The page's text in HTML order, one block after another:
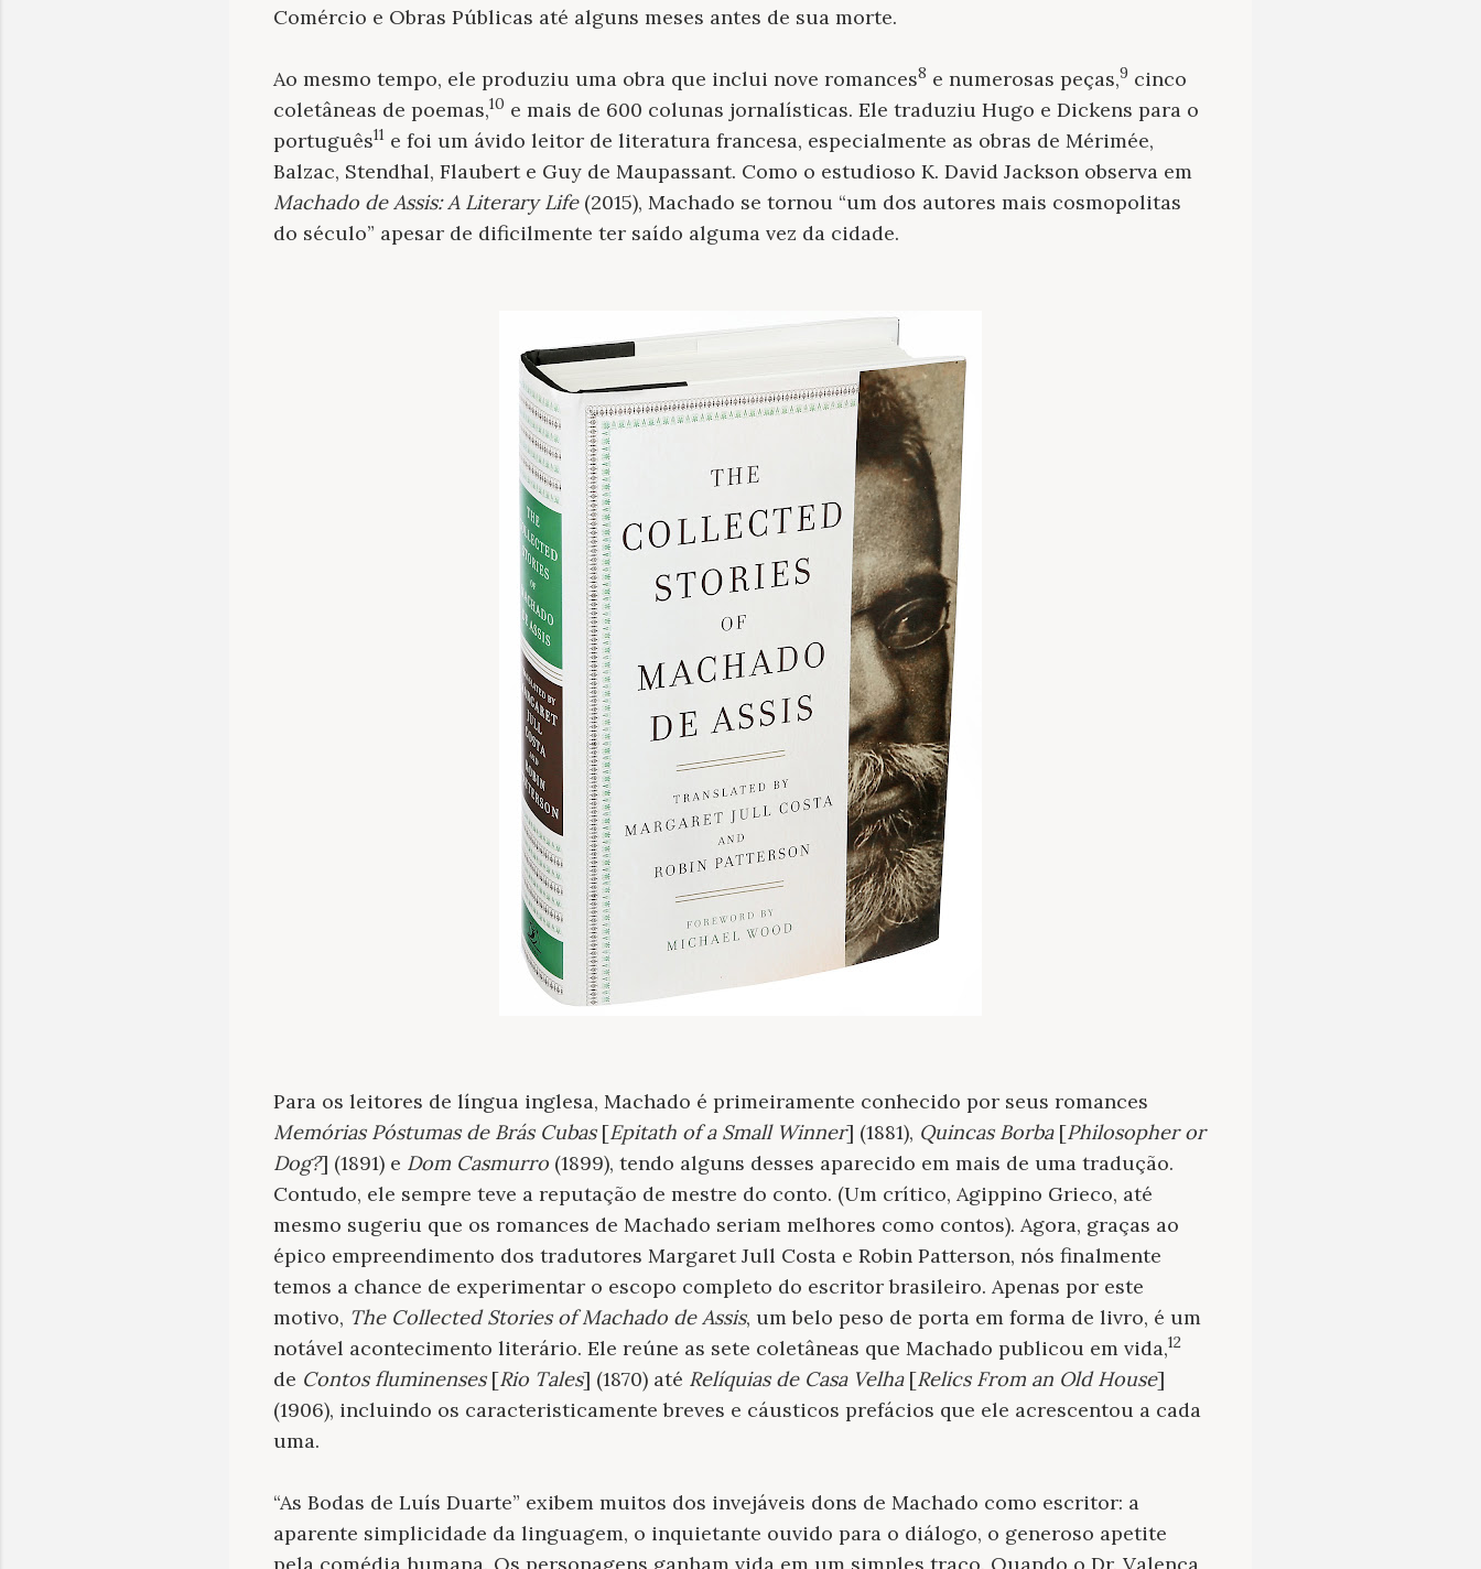
Comércio e Obras Públicas até alguns meses antes de sua morte.
Ao mesmo tempo, ele produziu uma obra que inclui nove romances8 e numerosas peças,9 cinco
coletâneas de poemas,10 e mais de 600 colunas jornalísticas. Ele traduziu Hugo e Dickens para o
português11 e foi um ávido leitor de literatura francesa, especialmente as obras de Mérimée,
Balzac, Stendhal, Flaubert e Guy de Maupassant. Como o estudioso K. David Jackson observa em
Machado de Assis: A Literary Life(2015), Machado se tornou “um dos autores mais cosmopolitas
do século” apesar de dificilmente ter saído alguma vez da cidade.
Para os leitores de língua inglesa, Machado é primeiramente conhecido por seus romances
Memórias Póstumas de Brás Cubas[Epitath of a Small Winner] (1881), Quincas Borba[Philosopher or
Dog?] (1891) e Dom Casmurro (1899), tendo alguns desses aparecido em mais de uma tradução.
Contudo, ele sempre teve a reputação de mestre do conto. (Um crítico, Agippino Grieco, até
mesmo sugeriu que os romances de Machado seriam melhores como contos). Agora, graças ao
épico empreendimento dos tradutores Margaret Jull Costa e Robin Patterson, nós finalmente
temos a chance de experimentar o escopo completo do escritor brasileiro. Apenas por este
motivo, The Collected Stories of Machado de Assis, um belo peso de porta em forma de livro, é um
notável acontecimento literário. Ele reúne as sete coletâneas que Machado publicou em vida,12
de Contos fluminenses[Rio Tales] (1870) até Relíquias de Casa Velha[Relics From an Old House]
(1906), incluindo os caracteristicamente breves e cáusticos prefácios que ele acrescentou a cada
uma.
“As Bodas de Luís Duarte” exibem muitos dos invejáveis dons de Machado como escritor: a
aparente simplicidade da linguagem, o inquietante ouvido para o diálogo, o generoso apetite